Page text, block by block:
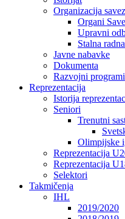
Organizacija
Organi
Upravni
Stalna
Javne nabavke
Dokumenta
Razvojni programi
Reprezentacija
Istorija
Seniori
Trenutni
Olimpijske
Reprezentacija
Reprezentacija
Selektori
Takmičenja
IHL
2019/2020